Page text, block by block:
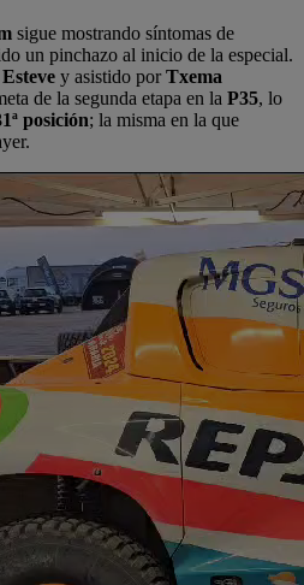
sigue mostrando síntomas de
un pinchazo al inicio de la especial.
y asistido porTxema
de la segunda etapa en la P35, lo
posición; la misma en la que